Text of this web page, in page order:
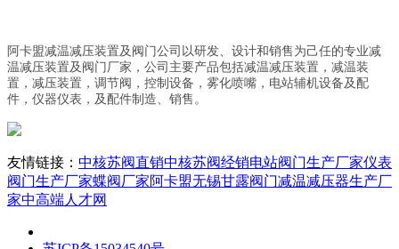
阿卡盟减温减压装置及阀门公司以研发、设计和销售为己任的专业减
温减压装置及阀门厂家，公司主要产品包括减温减压装置，减温装
置，减压装置，调节阀，控制设备，雾化喷嘴，电站辅机设备及配
件，仪器仪表，及配件制造、销售。
友情链接： 中核苏阀直销中核苏阀经销电站阀门生产厂家仪表
阀门生产厂家蝶阀厂家阿卡盟无锡甘露阀门减温减压器生产厂
家中高端人才网